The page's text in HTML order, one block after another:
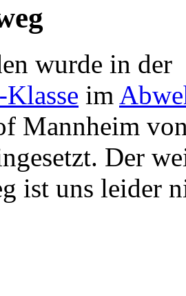
wurde in der
im
Mannheim
Der
ist uns leider